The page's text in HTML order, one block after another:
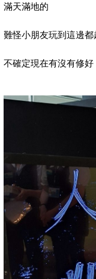
滿天滿地的
難怪小朋友玩到這邊都
不確定現在有沒有修